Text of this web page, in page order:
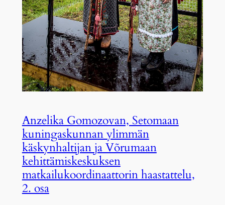
Anzelika Gomozovan, Setomaan
kuningaskunnan ylimmän
käskynhaltijan ja Võrumaan
kehittämiskeskuksen
matkailukoordinaattorin haastattelu,
2. osa